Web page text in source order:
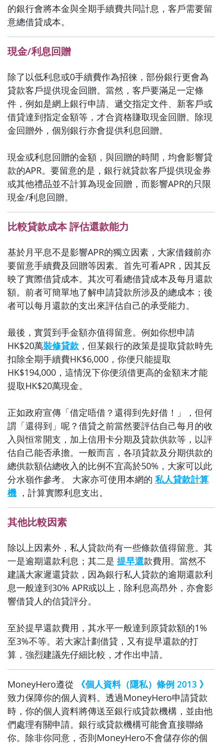
的銀行會將本金與全期手續費共同計息，客戶需要留
意總借貸成本。
現金/利息回贈
除了以低利息或0手續費作為招徠，部份銀行更會為
貸款客戶提供現金回贈。當然，客戶要滿足一定條
件，例如是網上銀行申請、遞交指定文件、新客戶或
借貸達到指定金額等，才合資格賺取現金回贈。除現
金回贈外，個別銀行亦會提供利息回贈。
現金或利息回贈的金額，與回贈的時間，均會影響貸
款的APR。要留意的是，銀行就貸款客戶提供現金券
或其他禮品並不計算為現金回贈，而影響APR的只限
現金/利息回贈。
比較貸款成本 評估還款能力
基於月平息不是影響APR的獨立因素，大家借錢前亦
要留意手續費及回贈等因素。首先可看APR，因其反
映了實際借貸成本。其次可看總借貸成本及每月還款
額。前者可簡單地了解申請貸款所涉及的總成本；後
者可以每月還款的支出來評估自己的承受能力。
最後，實質到手金額亦值得留意。例如你想申請
HK$20萬裝修貸款 ，但某銀行的政策是提取貸款時先
扣除全期手續費HK$6,000，你便只能提取
HK$194,000，這情況下你便須借更高的金額末才能
提取HK$20萬現金。
正如政府宣傳「借定唔借？還得到先好借！」，但何
謂「還得到」呢？借貸之前當然要評估自己每月的收
入與恒常開支，加上信用卡分期及貸款供款等，以評
估自己能否承擔。一般而言，各項貸款及分期供款的
總供款額佔總收入的比例不宜高於50%，大家可以此
分水嶺作參考。 大家亦可使用本網的 私人貸款計算
機 ，計算實際利息支出。
其他比較因素
除以上因素外，私人貸款尚有一些條款值得留意。其
一是逾期還款利息；其二是 提早還款費用。當然不
建議大家遲還貸款，因為銀行私人貸款的逾期還款利
息一般達到30% APR或以上，除利息高昂外，亦會影
響借貸人的信貸評分。
至於提早還款費用，其水平一般達到原貸款額的1%
至3%不等。若大家計劃借貸，又有提早還款的打
算，強烈建議先仔細比較，才作出申請。
MoneyHero遵從
《個人資料（隱私）條例 2013 》
致力保障你的個人資料。透過MoneyHero申請貸款
時，你的個人資料將傳送至銀行或貸款機構，並由他
們處理有關申請。銀行或貸款機構可能會直接聯絡
你。除非你同意，否則MoneyHero不會儲存你的個